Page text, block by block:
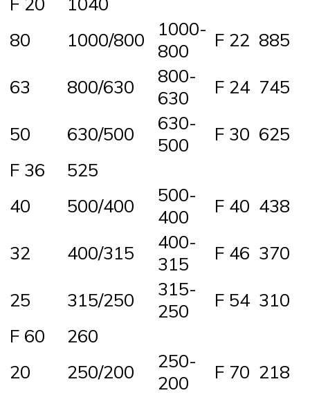
80
1000/800
1000-
800
F 22 885
63 800/630
800-
630
F 24 745
50 630/500
630-
500
F 30 625
F 36
525
40
500/400
500-
400
F 40 438
32 400/315
400-
315
F 46 370
25 315/250
315-
250
F 54 310
F 60
260
20
250/200
250-
200
F 70 218